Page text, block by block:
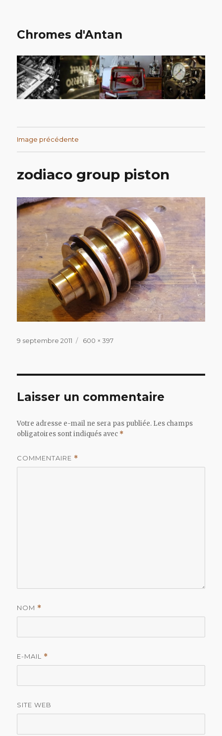
Chromes d'Antan
Image précédente
zodiaco group piston
Publié
9 septembre 2011
Taille
600 × 397
Laisser un commentaire
Votre adresse e-mail ne sera pas publiée. Les champs
obligatoires sont indiqués avec *
COMMENTAIRE *
NOM *
E-MAIL *
SITE WEB